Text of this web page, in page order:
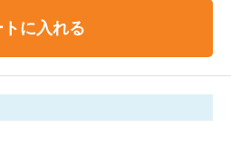
トに入れる